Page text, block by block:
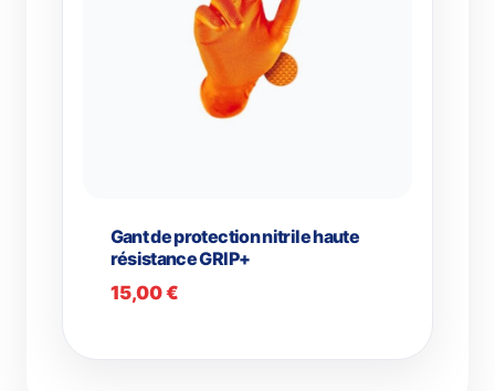
Gant de protection nitrile haute
résistance GRIP+
15,00€